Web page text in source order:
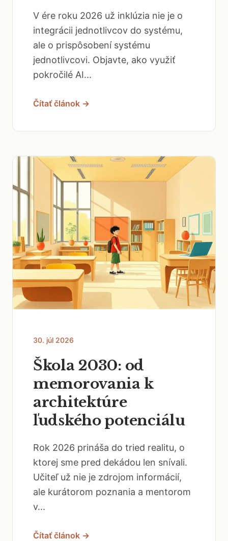
V ére roku 2026 už inklúzia nie je o
integrácii jednotlivcov do systému,
ale o prispôsobení systému
jednotlivcovi. Objavte, ako využiť
pokročilé AI...
Čítať článok →
30. júl 2026
Škola 2030: od
memorovania k
architektúre
ľudského potenciálu
Rok 2026 prináša do tried realitu, o
ktorej sme pred dekádou len snívali.
Učiteľ už nie je zdrojom informácií,
ale kurátorom poznania a mentorom
v...
Čítať článok →